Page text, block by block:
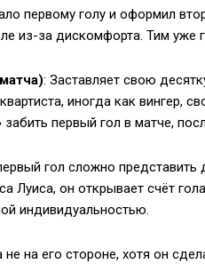
первому голу и оформил
из-за дискомфорта. Тим уже
: Заставляет свою
иногда как вингер,
первый гол в матче,
гол сложно
Луиса, он открывает счёт
индивидуальностью.
не на его стороне, хотя он